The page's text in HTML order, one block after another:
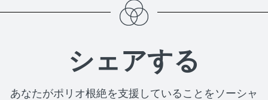
シェアする
あなたがポリオ根絶を支援していることをソーシャ